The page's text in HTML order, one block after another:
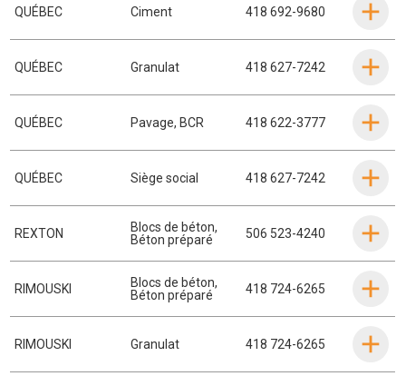
QUÉBEC Ciment 418 692-9680
QUÉBEC Granulat 418 627-7242
QUÉBEC Pavage, BCR 418 622-3777
QUÉBEC Siège social 418 627-7242
REXTON Blocs de béton,
Béton préparé
506 523-4240
RIMOUSKI Blocs de béton,
Béton préparé
418 724-6265
RIMOUSKI Granulat 418 724-6265